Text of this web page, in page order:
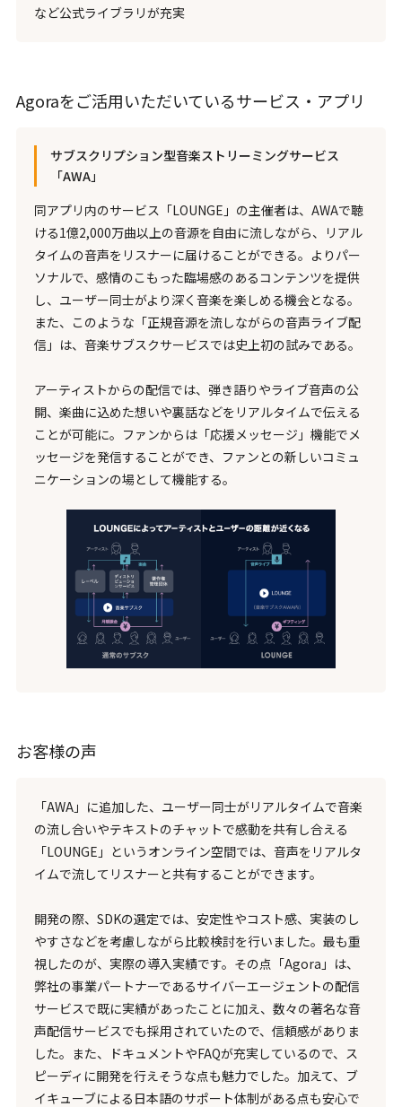
など公式ライブラリが充実
Agoraをご活用いただいているサービス・アプリ
サブスクリプション型音楽ストリーミングサービス
「AWA」
同アプリ内のサービス「LOUNGE」の主催者は、AWAで聴
ける1億2,000万曲以上の音源を自由に流しながら、リアル
タイムの音声をリスナーに届けることができる。よりパー
ソナルで、感情のこもった臨場感のあるコンテンツを提供
し、ユーザー同士がより深く音楽を楽しめる機会となる。
また、このような「正規音源を流しながらの音声ライブ配
信」は、音楽サブスクサービスでは史上初の試みである。
アーティストからの配信では、弾き語りやライブ音声の公
開、楽曲に込めた想いや裏話などをリアルタイムで伝える
ことが可能に。ファンからは「応援メッセージ」機能でメ
ッセージを発信することができ、ファンとの新しいコミュ
ニケーションの場として機能する。
お客様の声
「AWA」に追加した、ユーザー同士がリアルタイムで音楽
の流し合いやテキストのチャットで感動を共有し合える
「LOUNGE」というオンライン空間では、音声をリアルタ
イムで流してリスナーと共有することができます。
開発の際、SDKの選定では、安定性やコスト感、実装のし
やすさなどを考慮しながら比較検討を行いました。最も重
視したのが、実際の導入実績です。その点「Agora」は、
弊社の事業パートナーであるサイバーエージェントの配信
サービスで既に実績があったことに加え、数々の著名な音
声配信サービスでも採用されていたので、信頼感がありま
した。また、ドキュメントやFAQが充実しているので、ス
ピーディに開発を行えそうな点も魅力でした。加えて、ブ
イキューブによる日本語のサポート体制がある点も安心で